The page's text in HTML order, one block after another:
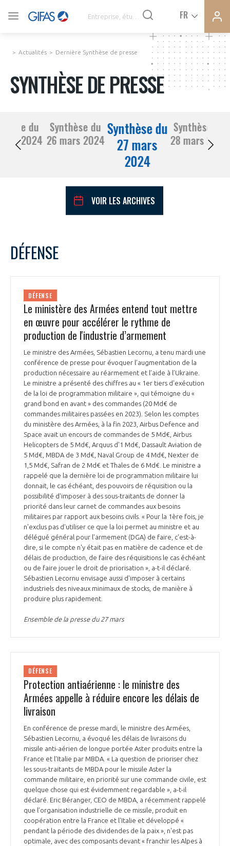
FR
SYNTHÈSE DE PRESSE
COMMUNIQUÉS DE PRESSE
PRÉSENTATION
NOTRE VISION
NOS MISSIONS
NOTRE HISTOIRE
ORGANISATION
L’ÉQUIPE DU GIFAS
NOS RÉSEAUX À L'INTERNATIONAL
FONCTIONNEMENT
GEADS
COMITÉ AERO PME
STARTAIR
COMMISSIONS ET COMITÉS
ACCOMPAGNEMENT DE NOS ADHÉRENTS
LES PROGRAMMES DU GIFAS
UN ÉCOSYSTÈME INTÉGRÉ ET COHÉRENT
POURQUOI DEVENIR MEMBRE ?
LA MÉDIATION
LA MÉDIATION DANS LA FILIÈRE AÉRONAUTIQUE ET SPATIALE
LE MÉDIATEUR DE LA FILIÈRE AÉRONAUTIQUE ET SPATIALE
MÉDIATION ET CHARTE D’ENGAGEMENT SUR LES RELATIONS ENTRE
CLIENTS ET FOURNISSEURS
LA MÉDIATION AU-DELÀ DE LA FILIÈRE AÉRONAUTIQUE ET SPATIALE
PRENDRE CONTACT AVEC LE MÉDIATEUR DE LA FILIÈRE
LE SALON DU BOURGET
L'OBSERVATOIRE
CHIFFRES CLÉS
LES ENJEUX
COMPÉTITIVITÉ
EMPLOI & FORMATION
INNOVATION
INTERNATIONALISATION
LES PUBLICATIONS
DOCUMENTS & BROCHURES
RAPPORTS D'ACTIVITÉS
Actualités Dernière Synthèse de presse
SYNTHÈSE DE PRESSE
du
25 mars 2024
Synthèse du
26 mars 2024
Synthèse du
27 mars
2024
Synthèse du
28 mars 2024
VOIR LES ARCHIVES
1 2
3
12 13
25
26 28
DÉFENSE
DÉFENSE
Le ministère des Armées entend tout mettre
en œuvre pour accélérer le rythme de
production de l'industrie d’armement
Le ministre des Armées, Sébastien Lecornu, a tenu mardi une
conférence de presse pour évoquer l’augmentation de la
production nécessaire au réarmement et l’aide à l’Ukraine.
Le ministre a présenté des chiffres au « 1er tiers d'exécution
de la loi de programmation militaire », qui témoigne du «
grand bond en avant » des commandes (20 Md€ de
commandes militaires passées en 2023). Selon les comptes
du ministère des Armées, à la fin 2023, Airbus Defence and
Space avait un encours de commandes de 5 Md€, Airbus
Helicopters de 5 Md€, Arquus d'1 Md€, Dassault Aviation de
5 Md€, MBDA de 3 Md€, Naval Group de 4 Md€, Nexter de
1,5 Md€, Safran de 2 Md€ et Thales de 6 Md€. Le ministre a
rappelé que la dernière loi de programmation militaire lui
donnait, le cas échéant, des pouvoirs de réquisition ou la
possibilité d'imposer à des sous-traitants de donner la
priorité dans leur carnet de commandes aux besoins
militaires par rapport aux besoins civils. « Pour la 1ère fois, je
n'exclus pas d'utiliser ce que la loi permet au ministre et au
délégué général pour l'armement (DGA) de faire, c'est-à-
dire, si le compte n'y était pas en matière de cadence et de
délais de production, de faire des réquisitions le cas échéant
ou de faire jouer le droit de priorisation », a-t-il déclaré.
Sébastien Lecornu envisage aussi d'imposer à certains
industriels des niveaux minimaux de stocks, de manière à
produire plus rapidement.
Ensemble de la presse du 27 mars
DÉFENSE
Protection antiaérienne : le ministre des
Armées appelle à réduire encore les délais de
livraison
En conférence de presse mardi, le ministre des Armées,
Sébastien Lecornu, a évoqué les délais de livraisons du
missile anti-aérien de longue portée Aster produits entre la
France et l'Italie par MBDA. « La question de prioriser chez
les sous-traitants de MBDA pour le missile Aster la
commande militaire, en priorité sur une commande civile, est
quelque chose qui est évidemment regardable », a-t-il
déclaré. Eric Béranger, CEO de MBDA, a récemment rappelé
que l’organisation industrielle de ce missile, produit en
coopération entre la France et l'Italie et développé «
pendant la période des dividendes de la paix », n'est pas
optimale, avec des composants devant « franchir les Alpes à
VOUS ÊTES ADHÉRENTS
PAS ENCORE ADHÉRENT ?
Rejoignez une filière d’excellence et développez
Découvrez les avantages d'adhérer au GIFAS.
Rencontres, salons, données sectorielles,
programmes ...
DEMANDE D’ADHÉSION
DEMANDE D’ADHÉSION
Avez-vous un statut de droit français ?